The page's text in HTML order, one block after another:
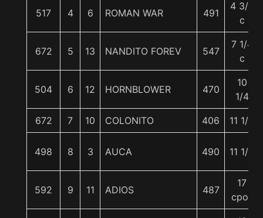
517 4 6 ROMAN WAR 491
4 3/4
c
672 5 13 NANDITO FOREV 547
7 1/4
c
504 6 12 HORNBLOWER 470
10
1/4
672 7 10 COLONITO 406 11 1/2
498 8 3 AUCA 490 11 1/2
592 9 11 ADIOS 487
17
cpos